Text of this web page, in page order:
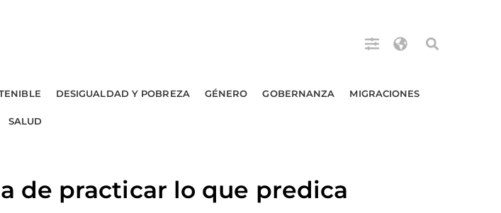
DESIGUALDAD Y POBREZA GÉNERO GOBERNANZA MIGRACIONES
SALUD
de practicar lo que predica